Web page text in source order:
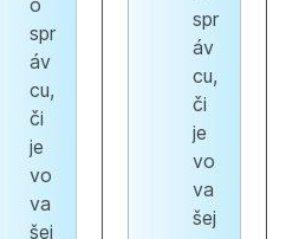
o
spr
áv
cu,
či
je
vo
va
šej
spr
áv
cu,
či
je
vo
va
šej